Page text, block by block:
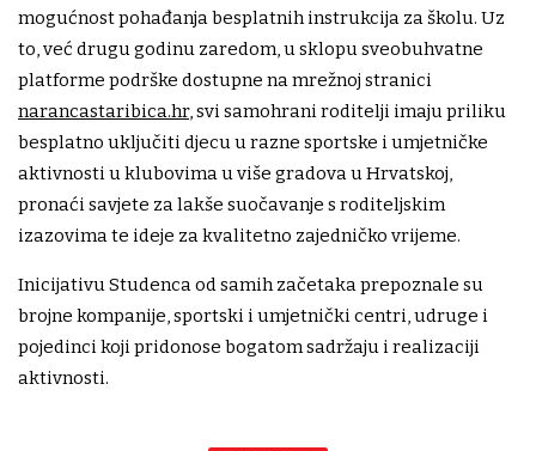
mogućnost pohađanja besplatnih instrukcija za školu. Uz
to, već drugu godinu zaredom, u sklopu sveobuhvatne
platforme podrške dostupne na mrežnoj stranici
narancastaribica.hr, svi samohrani roditelji imaju priliku
besplatno uključiti djecu u razne sportske i umjetničke
aktivnosti u klubovima u više gradova u Hrvatskoj,
pronaći savjete za lakše suočavanje s roditeljskim
izazovima te ideje za kvalitetno zajedničko vrijeme.
Inicijativu Studenca od samih začetaka prepoznale su
brojne kompanije, sportski i umjetnički centri, udruge i
pojedinci koji pridonose bogatom sadržaju i realizaciji
aktivnosti.